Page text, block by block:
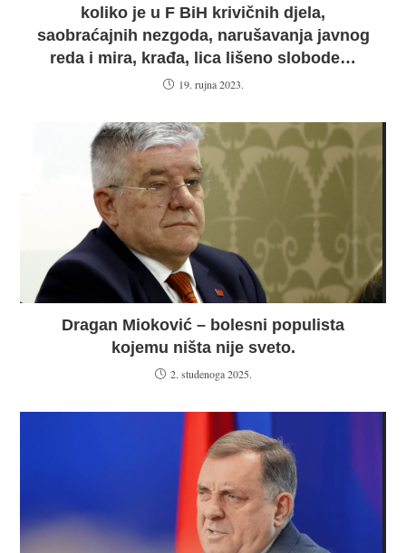
koliko je u F BiH krivičnih djela,
saobraćajnih nezgoda, narušavanja javnog
reda i mira, krađa, lica lišeno slobode…
19. rujna 2023.
Dragan Mioković – bolesni populista
kojemu ništa nije sveto.
2. studenoga 2025.